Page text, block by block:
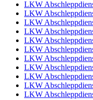
LKW
LKW
LKW
LKW
LKW
LKW
LKW
LKW
LKW
LKW
LKW